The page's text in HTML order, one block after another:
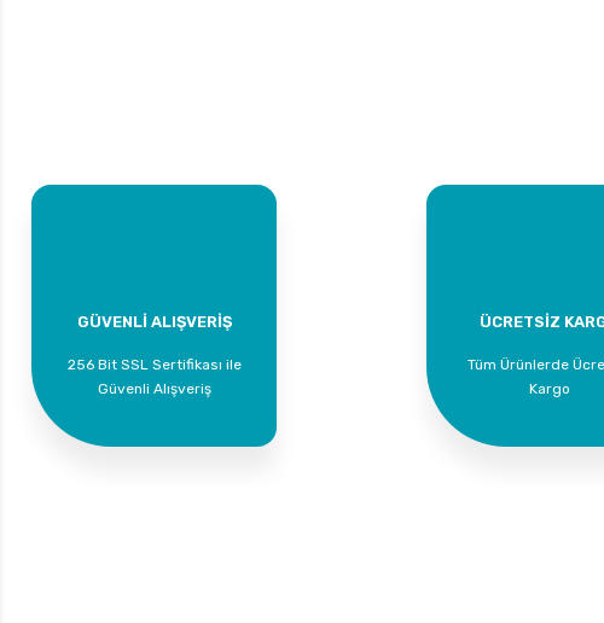
GÜVENLİ ALIŞVERİŞ
256 Bit SSL Sertifikası ile
Güvenli Alışveriş
ÜCRETSİZ
Tüm Ürünlerde
Kargo